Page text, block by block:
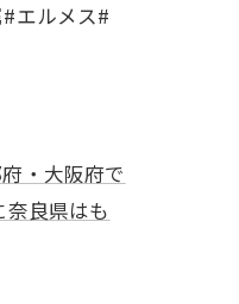
エルメス#
・大阪府で
良県はも